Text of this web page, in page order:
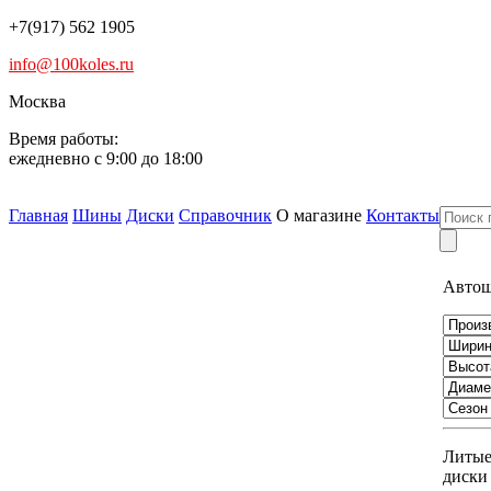
+7(917) 562 1905
info@100koles.ru
Москва
Время работы:
ежедневно с 9:00 до 18:00
Главная Шины Диски Справочник О магазине Контакты
Литые
диски